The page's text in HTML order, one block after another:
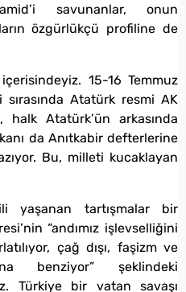
savunanlar, onun
özgürlükçü profiline de
15-16 Temmuz
Atatürk resmi AK
halk Atatürk’ün arkasında
da Anıtkabir defterlerine
Bu, milleti kucaklayan
yaşanan tartışmalar bir
“andımız işlevselliğini
çağ dışı, faşizm ve
benziyor” şeklindeki
Türkiye bir vatan savaşı